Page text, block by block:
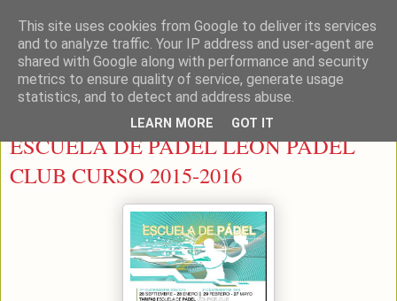
LEON PADEL
miércoles, 9 de septiembre de 2015
ESCUELA DE PADEL LEON PADEL
CLUB CURSO 2015-2016
This site uses cookies from Google to deliver its services
and to analyze traffic. Your IP address and user-agent are
shared with Google along with performance and security
metrics to ensure quality of service, generate usage
statistics, and to detect and address abuse.
LEARN MORE GOT IT